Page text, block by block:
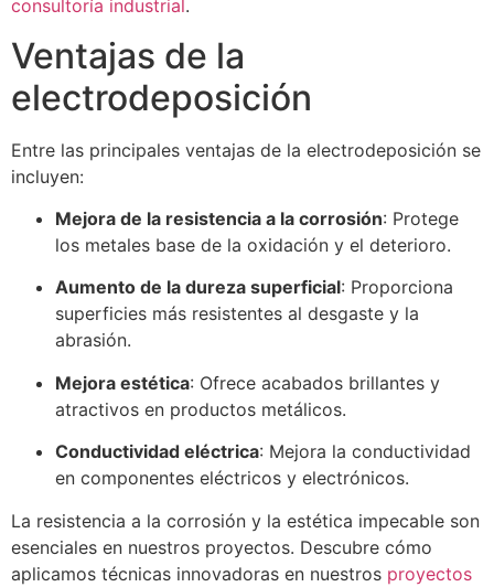
consultoría industrial.
Ventajas de la
electrodeposición
Entre las principales ventajas de la electrodeposición se
incluyen:
Mejora de la resistencia a la corrosión: Protege
los metales base de la oxidación y el deterioro.
Aumento de la dureza superficial: Proporciona
superficies más resistentes al desgaste y la
abrasión.
Mejora estética: Ofrece acabados brillantes y
atractivos en productos metálicos.
Conductividad eléctrica: Mejora la conductividad
en componentes eléctricos y electrónicos.
La resistencia a la corrosión y la estética impecable son
esenciales en nuestros proyectos. Descubre cómo
aplicamos técnicas innovadoras en nuestros proyectos